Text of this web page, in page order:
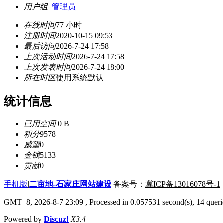
用户组 管理员
在线时间77 小时
注册时间2020-10-15 09:53
最后访问2026-7-24 17:58
上次活动时间2026-7-24 17:58
上次发表时间2026-7-24 18:00
所在时区使用系统默认
统计信息
已用空间0 B
积分9578
威望0
金钱5133
贡献0
手机版|二亩地-石家庄网站建设 备案号： 冀ICP备13016078号-1
GMT+8, 2026-8-7 23:09 , Processed in 0.057531 second(s), 14
Powered by Discuz! X3.4